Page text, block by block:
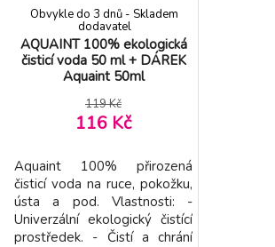
AQUAINT 100% ekologická
čisticí voda 50 ml + DÁREK
Aquaint 50ml
Obvykle do 3 dnů - Skladem
dodavatel
119 Kč
116 Kč
Aquaint 100% přirozená
čisticí voda na ruce, pokožku,
ústa a pod. Vlastnosti: -
Univerzální ekologický čistící
prostředek. - Čistí a chrání